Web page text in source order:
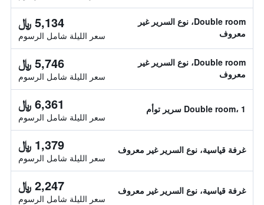
Double room، نوع السرير غير
معروف
5,134 ﷼
سعر الليلة شامل الرسوم
Double room، نوع السرير غير
معروف
5,746 ﷼
سعر الليلة شامل الرسوم
Double room، 1 سرير توأم 6,361 ﷼
سعر الليلة شامل الرسوم
غرفة قياسية، نوع السرير غير معروف 1,379 ﷼
سعر الليلة شامل الرسوم
غرفة قياسية، نوع السرير غير معروف 2,247 ﷼
سعر الليلة شامل الرسوم